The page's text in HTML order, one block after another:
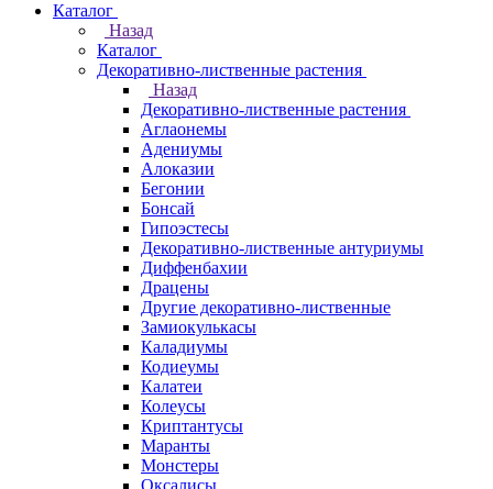
Каталог
Назад
Каталог
Декоративно-лиственные растения
Назад
Декоративно-лиственные растения
Аглаонемы
Адениумы
Алоказии
Бегонии
Бонсай
Гипоэстесы
Декоративно-лиственные антуриумы
Диффенбахии
Драцены
Другие декоративно-лиственные
Замиокулькасы
Каладиумы
Кодиеумы
Калатеи
Колеусы
Криптантусы
Маранты
Монстеры
Оксалисы